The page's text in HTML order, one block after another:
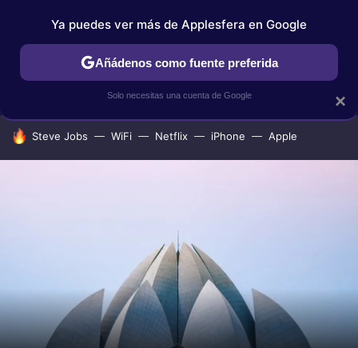
IPHONE TUTORIALES APPLESFERA SELECCIÓN
HOY SE HABLA DE
Steve Jobs WiFi Netflix iPhone Apple
×
Ya puedes ver más de Applesfera en Google
Añádenos como fuente preferida
Solo necesitas una cuenta de Google